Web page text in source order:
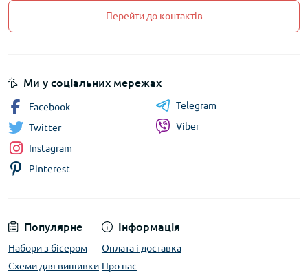
Перейти до контактів
Популярне
Набори з бісером
Схеми для вишивки
Інформація
Оплата і доставка
Про нас
Ми у соціальних мережах
Facebook
Twitter
Instagram
Pinterest
Telegram
Viber